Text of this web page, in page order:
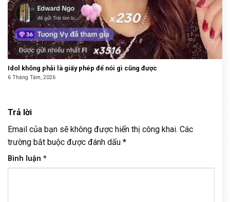
Idol không phải là giấy phép để nói gì cũng được
6 Tháng Tám, 2026
Trả lời
Email của bạn sẽ không được hiển thị công khai. Các
trường bắt buộc được đánh dấu *
Bình luận *